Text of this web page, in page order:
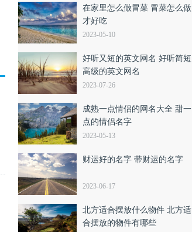
在家里怎么做冒菜 冒菜怎么做
才好吃
2023-05-10
好听又短的英文网名 好听简短
高级的英文网名
2023-07-26
成熟一点情侣的网名大全 甜一
点的情侣名字
2023-05-13
财运好的名字 带财运的名字
2023-06-17
北方适合摆放什么物件 北方适
合摆放的物件有哪些